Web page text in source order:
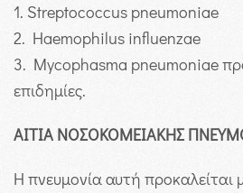
1. Streptococcus pneumoniae
2. Haemophilus influenzae
3. Mycophasma pneumoniae
επιδημίες.
ΑΙΤΙΑ ΝΟΣΟΚΟΜΕΙΑΚΗΣ
Η πνευμονία αυτή